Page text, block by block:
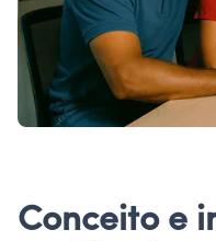
Conceito e